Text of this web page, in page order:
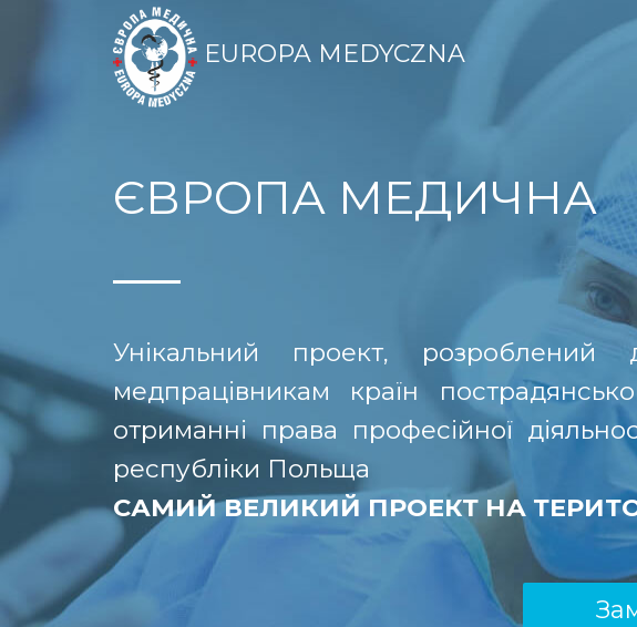
EUROPA MEDYCZNA
ЄВРОПА МЕДИЧНА
Унікальний проект, розроблений
медпрацівникам країн
отриманні права професійної
республіки Польща
САМИЙ ВЕЛИКИЙ ПРОЕКТ НА